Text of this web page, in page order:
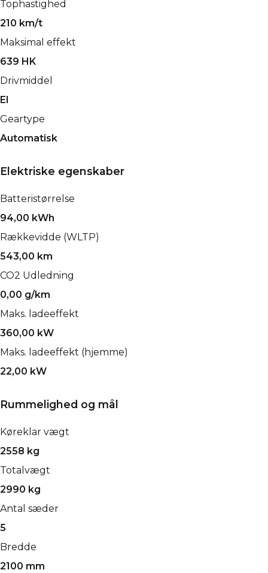
Tophastighed
210 km/t
Maksimal effekt
639 HK
Drivmiddel
El
Geartype
Automatisk
Elektriske egenskaber
Batteristørrelse
94,00 kWh
Rækkevidde (WLTP)
543,00 km
CO2 Udledning
0,00 g/km
Maks. ladeeffekt
360,00 kW
Maks. ladeeffekt (hjemme)
22,00 kW
Rummelighed og mål
Køreklar vægt
2558 kg
Totalvægt
2990 kg
Antal sæder
5
Bredde
2100 mm